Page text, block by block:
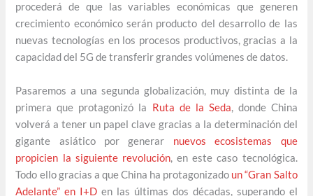
procederá de que las variables económicas que generen
crecimiento económico serán producto del desarrollo de las
nuevas tecnologías en los procesos productivos, gracias a la
capacidad del 5G de transferir grandes volúmenes de datos.
Pasaremos a una segunda globalización, muy distinta de la
primera que protagonizó la Ruta de la Seda, donde China
volverá a tener un papel clave gracias a la determinación del
gigante asiático por generar nuevos ecosistemas que
propicien la siguiente revolución, en este caso tecnológica.
Todo ello gracias a que China ha protagonizado un “Gran Salto
Adelante” en I+D en las últimas dos décadas, superando el